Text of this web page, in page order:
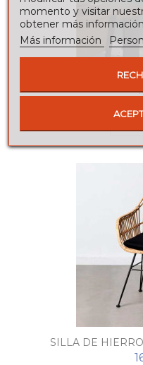
SILLA DE
SILLA DE
momento y visitar
obtener más
Más información